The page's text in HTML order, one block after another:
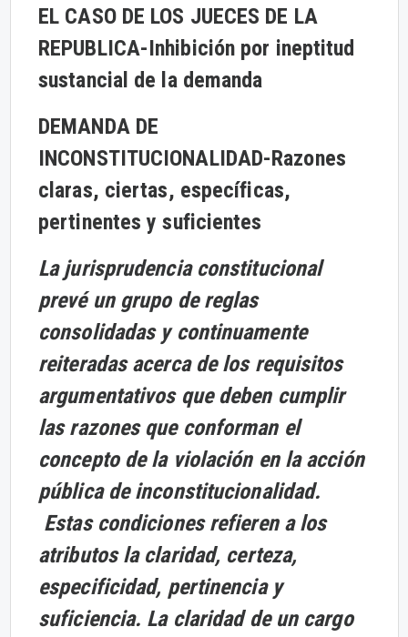
EL CASO DE LOS JUECES DE LA
REPUBLICA-Inhibición por ineptitud
sustancial de la demanda
DEMANDA DE
INCONSTITUCIONALIDAD-Razones
claras, ciertas, específicas,
pertinentes y suficientes
La jurisprudencia constitucional
prevé un grupo de reglas
consolidadas y continuamente
reiteradas acerca de los requisitos
argumentativos que deben cumplir
las razones que conforman el
concepto de la violación en la acción
pública de inconstitucionalidad.
Estas condiciones refieren a los
atributos la claridad, certeza,
especificidad, pertinencia y
suficiencia. La claridad de un cargo